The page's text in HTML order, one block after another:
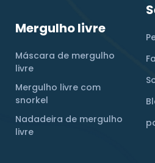
Mergulho livre
Máscara de mergulho
livre
Mergulho livre com
snorkel
Nadadeira de mergulho
livre